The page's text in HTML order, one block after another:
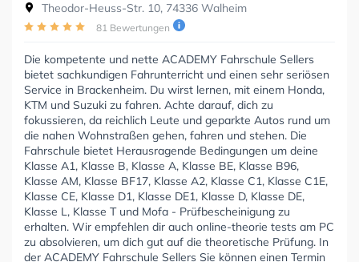
Theodor-Heuss-Str. 10, 74336 Walheim
81 Bewertungen
Die kompetente und nette ACADEMY Fahrschule Sellers
bietet sachkundigen Fahrunterricht und einen sehr seriösen
Service in Brackenheim. Du wirst lernen, mit einem Honda,
KTM und Suzuki zu fahren. Achte darauf, dich zu
fokussieren, da reichlich Leute und geparkte Autos rund um
die nahen Wohnstraßen gehen, fahren und stehen. Die
Fahrschule bietet Herausragende Bedingungen um deine
Klasse A1, Klasse B, Klasse A, Klasse BE, Klasse B96,
Klasse AM, Klasse BF17, Klasse A2, Klasse C1, Klasse C1E,
Klasse CE, Klasse D1, Klasse DE1, Klasse D, Klasse DE,
Klasse L, Klasse T und Mofa - Prüfbescheinigung zu
erhalten. Wir empfehlen dir auch online-theorie tests am PC
zu absolvieren, um dich gut auf die theoretische Prüfung. In
der ACADEMY Fahrschule Sellers Sie können einen Termin